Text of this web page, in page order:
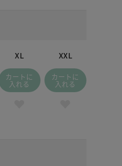
XL
カートに
入れる
XXL
カートに
入れる